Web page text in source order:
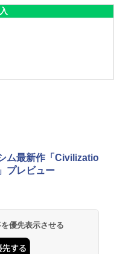
ム最新作「Civilizatio
プレビュー
優先表示させる